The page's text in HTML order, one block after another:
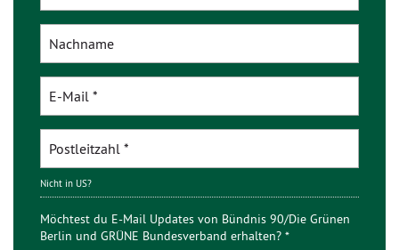
Nicht in US?
Möchtest du E-Mail Updates von Bündnis 90/Die Grünen
Berlin und GRÜNE Bundesverband erhalten? *